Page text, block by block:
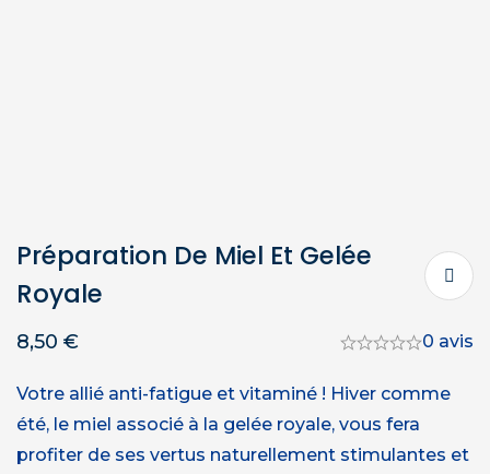
Préparation De Miel Et Gelée
Royale
8,50 € 0 avis
Votre allié anti-fatigue et vitaminé ! Hiver comme
été, le miel associé à la gelée royale, vous fera
profiter de ses vertus naturellement stimulantes et